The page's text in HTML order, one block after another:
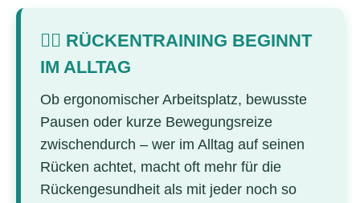
🏃‍♀️ RÜCKENTRAINING BEGINNT
IM ALLTAG
Ob ergonomischer Arbeitsplatz, bewusste
Pausen oder kurze Bewegungsreize
zwischendurch – wer im Alltag auf seinen
Rücken achtet, macht oft mehr für die
Rückengesundheit als mit jeder noch so